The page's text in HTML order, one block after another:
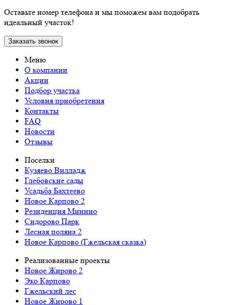
Оставьте номер телефона и мы поможем вам подобрать
идеальный участок!
Заказать звонок
Меню
О компании
Акции
Подбор участка
Условия приобретения
Контакты
FAQ
Новости
Отзывы
Поселки
Кузяево Вилладж
Глебовские сады
Усадьба Бахтеево
Новое Карпово 2
Резиденция Минино
Сидорово Парк
Лесная поляна 2
Новое Карпово (Гжельская сказка)
Реализованные проекты
Новое Жирово 2
Эко Карпово
Гжельский лес
Новое Жирово 1